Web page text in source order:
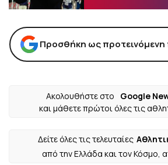
Προσθήκη ως
Ακολουθήστε στο
Google
και μάθετε πρώτοι όλες τις
Δείτε όλες τις τελευταίες
από την Ελλάδα και τον Κόσμο,